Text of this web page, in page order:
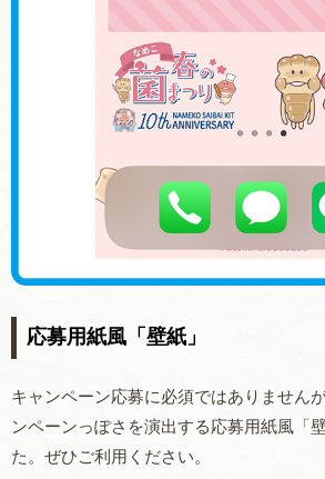
応募用紙風「壁紙」
キャンペーン応募に必須ではありません
ンペーンっぽさを演出する応募用紙風「
た。ぜひご利用ください。